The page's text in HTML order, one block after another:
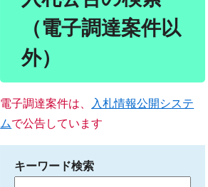
（電子調達案件以
外）
電子調達案件は、
入札情報公開システ
ムで公告しています
キーワード検索